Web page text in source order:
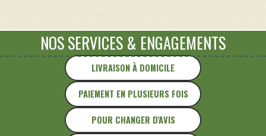
"
LIVRAISON À DOMICILE
PAIEMENT EN PLUSIEURS FOIS
NOS SERVICES & ENGAGEMENTS
POUR CHANGER D'AVIS